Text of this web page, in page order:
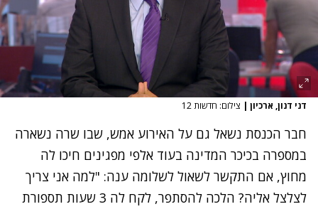
דני דנון, ארכיון | צילום: חדשות 12
חבר הכנסת נשאל גם על האירוע אמש, שבו שרה נשארה
במספרה בכיכר המדינה בעוד אלפי מפגינים חיכו לה
מחוץ, אם התקשר לשאול לשלומה ענה: "למה אני צריך
לצלצל אליה? הלכה להסתפר, לקח לה 3 שעות תספורת